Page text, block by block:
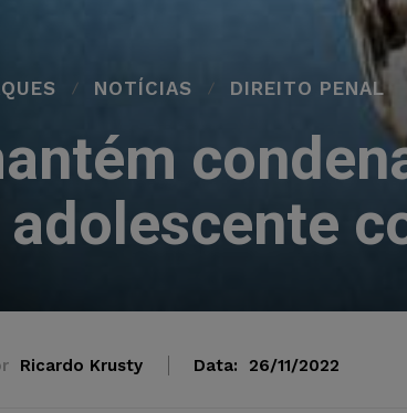
NOTÍCIAS DIREITO PENAL
Ricardo Krusty Data: 26/11/2022